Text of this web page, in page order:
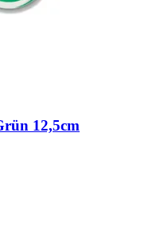
12,5cm